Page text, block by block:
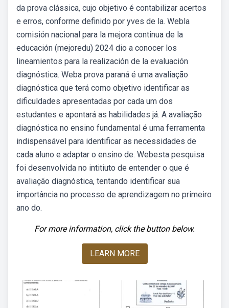
da prova clássica, cujo objetivo é contabilizar acertos
e erros, conforme definido por yves de la. Webla
comisión nacional para la mejora continua de la
educación (mejoredu) 2024 dio a conocer los
lineamientos para la realización de la evaluación
diagnóstica. Weba prova paraná é uma avaliação
diagnóstica que terá como objetivo identificar as
dificuldades apresentadas por cada um dos
estudantes e apontará as habilidades já. A avaliação
diagnóstica no ensino fundamental é uma ferramenta
indispensável para identificar as necessidades de
cada aluno e adaptar o ensino de. Webesta pesquisa
foi desenvolvida no intitiuto de entender o que é
avaliação diagnóstica, tentando identificar sua
importância no processo de aprendizagem no primeiro
ano do.
For more information, click the button below.
LEARN MORE